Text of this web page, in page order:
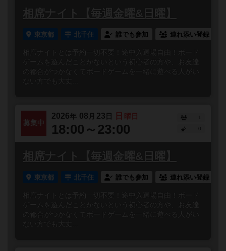
相席ナイト【毎週金曜&日曜】
東京都 北千住 誰でも参加 連れ添い登録
相席ナイトとは予約一切不要！途中入退場自由！ボード
ゲームを遊んだことがないという初心者の方や、お友達
の都合がつかなくてボードゲームを一緒に遊べる人がい
ない方でも大丈...
募集中
2026年 08 月 23 日 日 曜日
18:00～23:00
1
相席ナイト【毎週金曜&日曜】
東京都 北千住 誰でも参加 連れ添い登録
相席ナイトとは予約一切不要！途中入退場自由！ボード
ゲームを遊んだことがないという初心者の方や、お友達
の都合がつかなくてボードゲームを一緒に遊べる人がい
ない方でも大丈...